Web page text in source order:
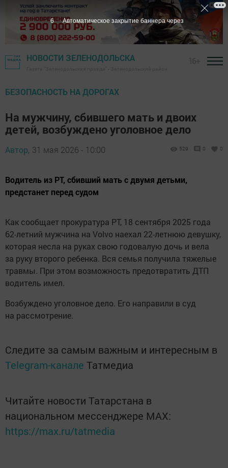
НОВОСТИ ЗЕЛЕНОДОЛЬСКА
БЕЗОПАСНОСТЬ НА ДОРОГАХ
На мужчину, сбившего мать и двоих
детей, возбуждено уголовное дело
Автор, 31 мая 2026 - 10:00 529 0 0
Водитель из РТ, сбивший мать с двумя детьми,
предстанет перед судом
Как сообщает прокуратура РТ, 18 сентября 2025 года
62-летний мужчина на Volvo наехал 22-летнюю девушку,
которая несла на руках свою годовалую дочь и вела
за руку второго ребенка. Вся семья получила тяжелые
травмы. При этом возможность предотвратить ДТП
водитель имел.
Возбуждено уголовное дело. Его направили в суд
на рассмотрение.
Следите за самым важным и интересным в
Telegram-канале Татмедиа
Читайте новости Татарстана в
национальном мессенджере MАХ:
https://max.ru/tatmedia
5 Автоматическое закрытие баннера через